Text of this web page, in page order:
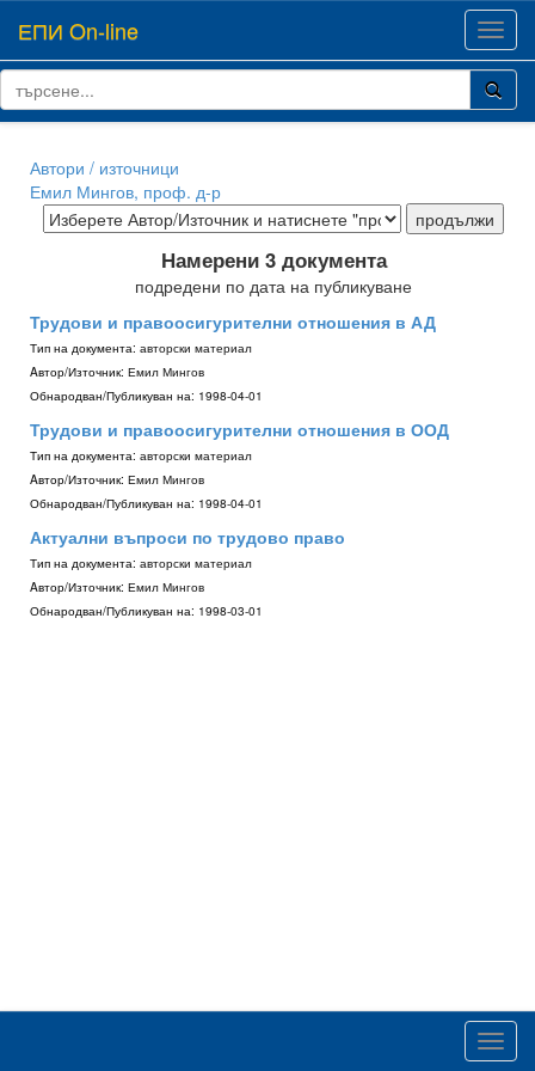
ЕПИ On-line
Автори / източници
Емил Мингов, проф. д-р
Намерени 3 документа
подредени по дата на публикуване
Трудови и правоосигурителни отношения в АД
Тип на документа: авторски материал
Aвтор/Източник: Емил Мингов
Обнародван/Публикуван на: 1998-04-01
Трудови и правоосигурителни отношения в ООД
Тип на документа: авторски материал
Aвтор/Източник: Емил Мингов
Обнародван/Публикуван на: 1998-04-01
Актуални въпроси по трудово право
Тип на документа: авторски материал
Aвтор/Източник: Емил Мингов
Обнародван/Публикуван на: 1998-03-01